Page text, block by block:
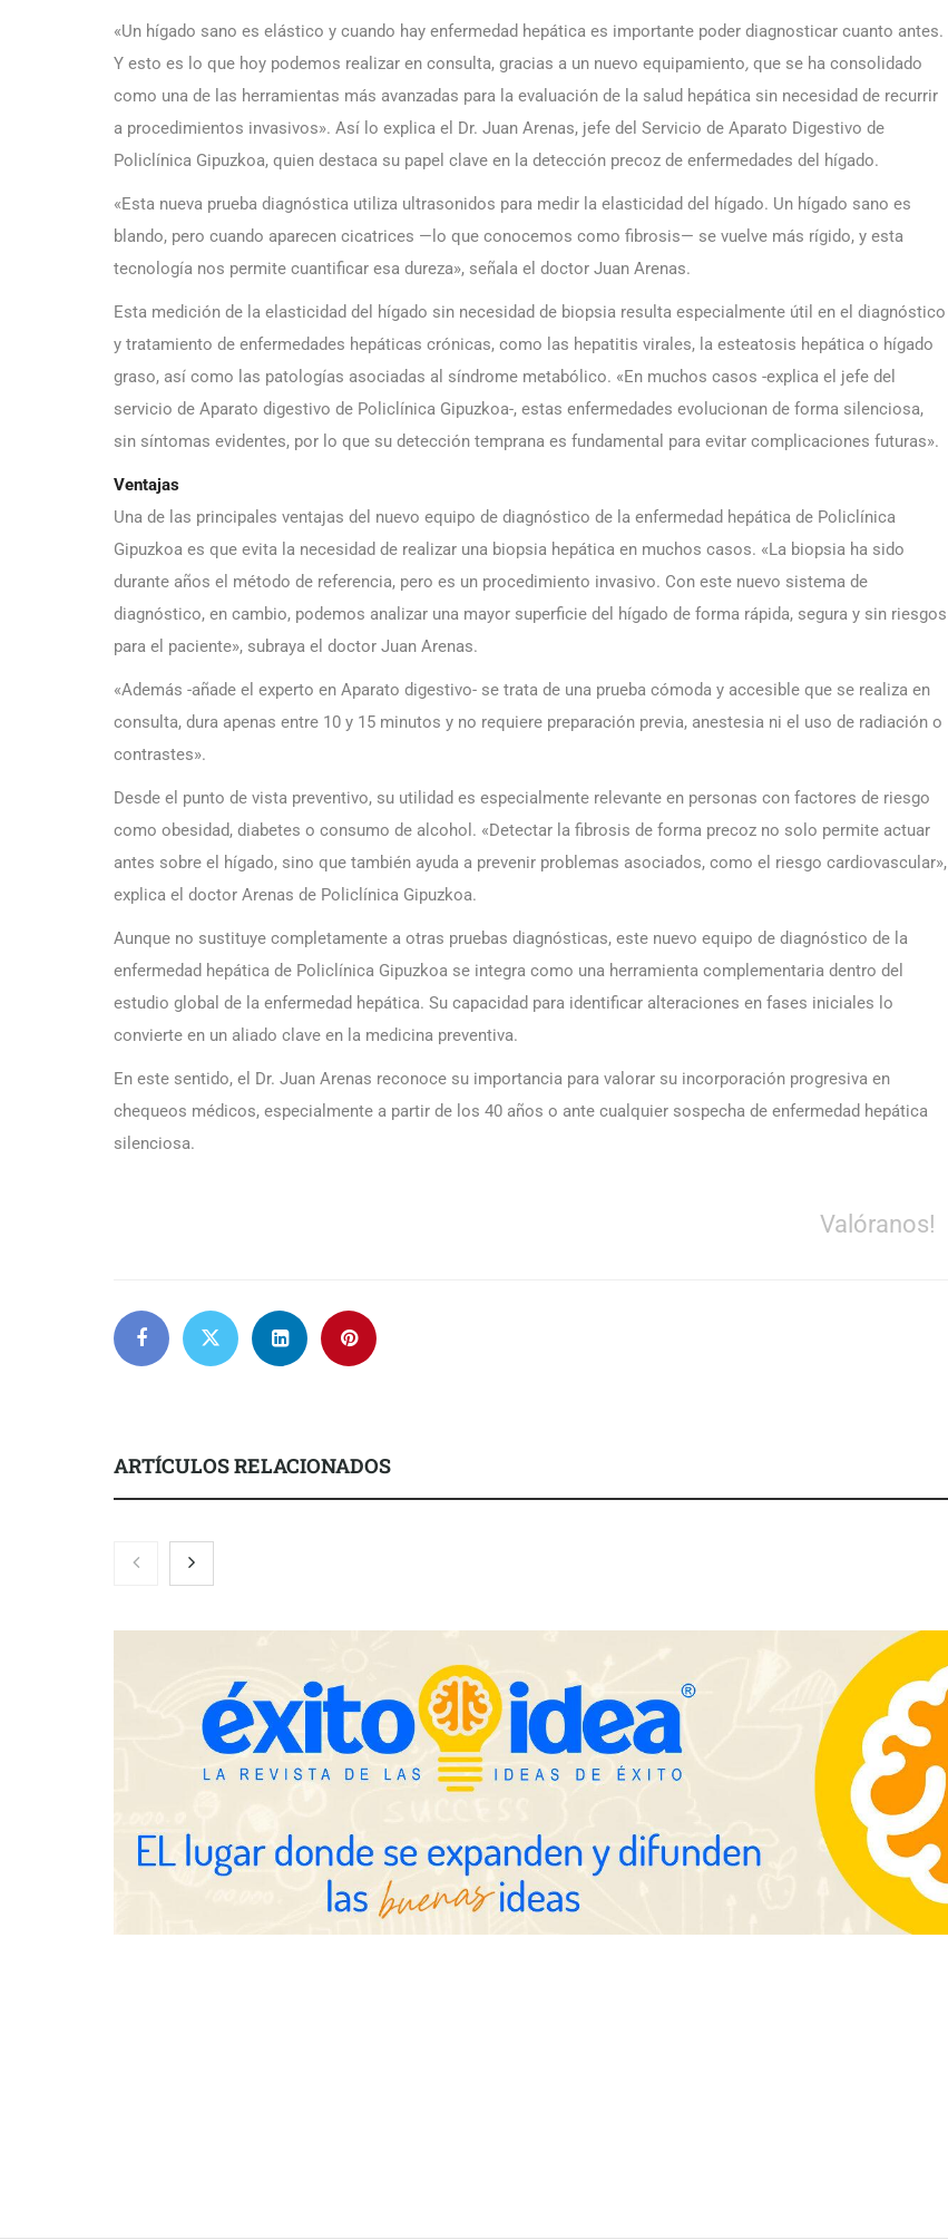
«Un hígado sano es elástico y cuando hay enfermedad hepática es importante poder diagnosticar cuanto antes.
Y esto es lo que hoy podemos realizar en consulta, gracias a un nuevo equipamiento, que se ha consolidado
como una de las herramientas más avanzadas para la evaluación de la salud hepática sin necesidad de recurrir
a procedimientos invasivos». Así lo explica el Dr. Juan Arenas, jefe del Servicio de Aparato Digestivo de
Policlínica Gipuzkoa, quien destaca su papel clave en la detección precoz de enfermedades del hígado.
«Esta nueva prueba diagnóstica utiliza ultrasonidos para medir la elasticidad del hígado. Un hígado sano es
blando, pero cuando aparecen cicatrices —lo que conocemos como fibrosis— se vuelve más rígido, y esta
tecnología nos permite cuantificar esa dureza», señala el doctor Juan Arenas.
Esta medición de la elasticidad del hígado sin necesidad de biopsia resulta especialmente útil en el diagnóstico
y tratamiento de enfermedades hepáticas crónicas, como las hepatitis virales, la esteatosis hepática o hígado
graso, así como las patologías asociadas al síndrome metabólico. «En muchos casos -explica el jefe del
servicio de Aparato digestivo de Policlínica Gipuzkoa-, estas enfermedades evolucionan de forma silenciosa,
sin síntomas evidentes, por lo que su detección temprana es fundamental para evitar complicaciones futuras».
Ventajas
Una de las principales ventajas del nuevo equipo de diagnóstico de la enfermedad hepática de Policlínica
Gipuzkoa es que evita la necesidad de realizar una biopsia hepática en muchos casos. «La biopsia ha sido
durante años el método de referencia, pero es un procedimiento invasivo. Con este nuevo sistema de
diagnóstico, en cambio, podemos analizar una mayor superficie del hígado de forma rápida, segura y sin riesgos
para el paciente», subraya el doctor Juan Arenas.
«Además -añade el experto en Aparato digestivo- se trata de una prueba cómoda y accesible que se realiza en
consulta, dura apenas entre 10 y 15 minutos y no requiere preparación previa, anestesia ni el uso de radiación o
contrastes».
Desde el punto de vista preventivo, su utilidad es especialmente relevante en personas con factores de riesgo
como obesidad, diabetes o consumo de alcohol. «Detectar la fibrosis de forma precoz no solo permite actuar
antes sobre el hígado, sino que también ayuda a prevenir problemas asociados, como el riesgo cardiovascular»,
explica el doctor Arenas de Policlínica Gipuzkoa.
Aunque no sustituye completamente a otras pruebas diagnósticas, este nuevo equipo de diagnóstico de la
enfermedad hepática de Policlínica Gipuzkoa se integra como una herramienta complementaria dentro del
estudio global de la enfermedad hepática. Su capacidad para identificar alteraciones en fases iniciales lo
convierte en un aliado clave en la medicina preventiva.
En este sentido, el Dr. Juan Arenas reconoce su importancia para valorar su incorporación progresiva en
chequeos médicos, especialmente a partir de los 40 años o ante cualquier sospecha de enfermedad hepática
silenciosa.
Valóranos!
ARTÍCULOS RELACIONADOS
Brisas del Estrecho abastece a la
hostelería de Sevilla conectando
COSITAL valora positivamente el
nuevo modelo de colaboración
para reforzar la capacidad técnica
Última llamada: los destinos con
las mayores caídas de precios para
este agosto, según KAYAK
Millones de desplazamientos en
verano reabren el debate sobre la
seguridad en las carreteras, según
Perfumería Laura incorpora
Nasomatto a su selección de